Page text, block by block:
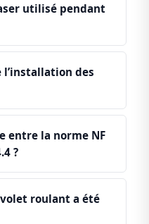
utilisé pendant
l’installation des
entre la norme NF
?
roulant a été